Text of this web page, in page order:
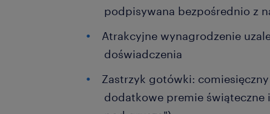
podpisywana bezpośrednio z
Atrakcyjne wynagrodzenie
doświadczenia
Zastrzyk gotówki:
dodatkowe premie świąteczne